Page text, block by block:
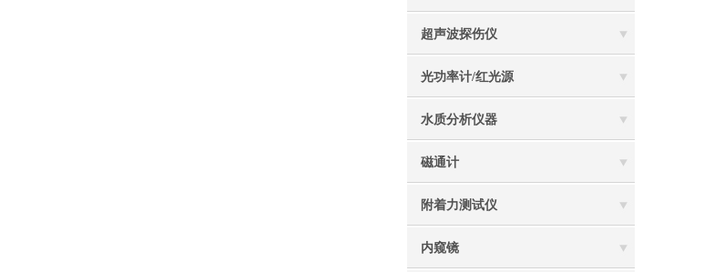
超声波探伤仪
光功率计/红光源
水质分析仪器
磁通计
附着力测试仪
内窥镜